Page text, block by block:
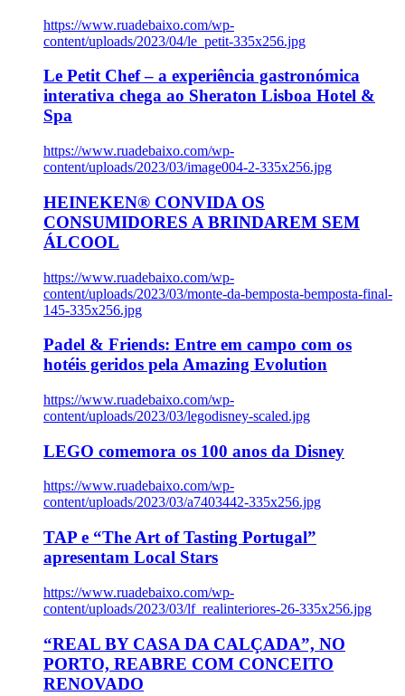
https://www.ruadebaixo.com/wp-
content/uploads/2023/04/le_petit-335x256.jpg
Le Petit Chef – a experiência gastronómica
interativa chega ao Sheraton Lisboa Hotel &
Spa
https://www.ruadebaixo.com/wp-
content/uploads/2023/03/image004-2-335x256.jpg
HEINEKEN® CONVIDA OS
CONSUMIDORES A BRINDAREM SEM
ÁLCOOL
https://www.ruadebaixo.com/wp-
content/uploads/2023/03/monte-da-bemposta-bemposta-final-
145-335x256.jpg
Padel & Friends: Entre em campo com os
hotéis geridos pela Amazing Evolution
https://www.ruadebaixo.com/wp-
content/uploads/2023/03/legodisney-scaled.jpg
LEGO comemora os 100 anos da Disney
https://www.ruadebaixo.com/wp-
content/uploads/2023/03/a7403442-335x256.jpg
TAP e “The Art of Tasting Portugal”
apresentam Local Stars
https://www.ruadebaixo.com/wp-
content/uploads/2023/03/lf_realinteriores-26-335x256.jpg
“REAL BY CASA DA CALÇADA”, NO
PORTO, REABRE COM CONCEITO
RENOVADO